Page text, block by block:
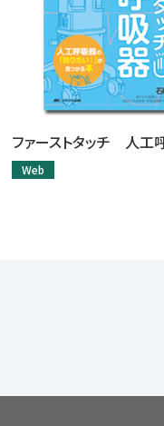
ファーストタッチ 人工
Web